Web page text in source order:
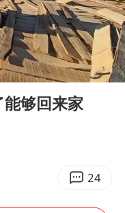
女子开一天一夜空调后二氧化碳中毒
个女儿均非亲生
开着更省电”不实
深色蛋糕”
背后赢家
985博士后被曝在妻子孕期出轨后续
”但要降薪1000元
07:43
够回来家
24